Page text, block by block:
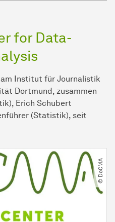
for Data-
Institut für Journalistik
Dortmund, zusammen
Erich Schubert
(Statistik), seit
© DoCMA